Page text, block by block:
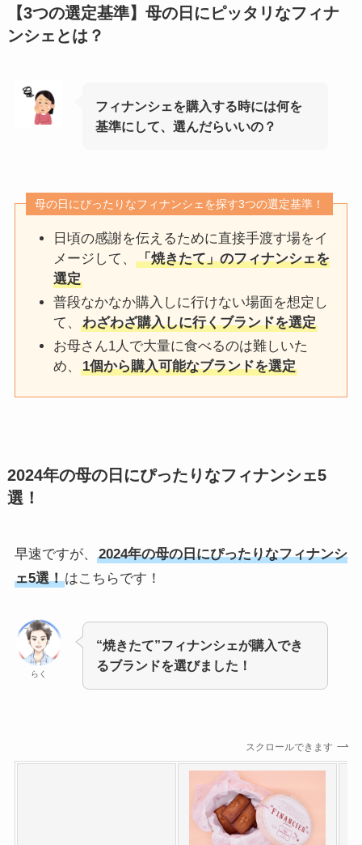
【3つの選定基準】母の日にピッタリなフィナ
ンシェとは？
フィナンシェを購入する時には何を
基準にして、選んだらいいの？
母の日にぴったりなフィナンシェを探す3つの選定基準！
日頃の感謝を伝えるために直接手渡す場をイ
メージして、
「焼きたて」のフィナンシェを
選定
普段なかなか購入しに行けない場面を想定し
て、
わざわざ購入しに行くブランドを選定
お母さん1人で大量に食べるのは難しいた
め、
1個から購入可能なブランドを選定
2024年の母の日にぴったりなフィナンシェ5
選！
早速ですが、
2024年の母の日にぴったりなフィナンシ
ェ5選！はこちらです！
らく
“焼きたて”フィナンシェが購入でき
るブランドを選びました！
スクロールできます